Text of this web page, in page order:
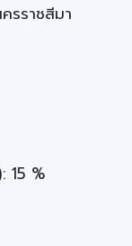
รราชสีมา
15 %